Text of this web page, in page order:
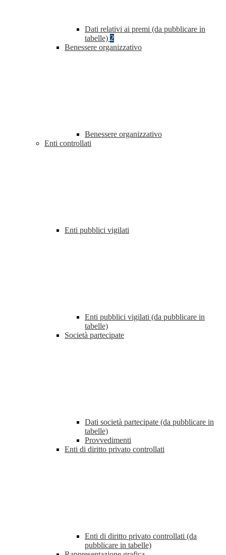
Dati relativi ai premi (da pubblicare in
tabelle) 2
Benessere organizzativo
Benessere organizzativo
Enti controllati
Enti pubblici vigilati
Enti pubblici vigilati (da pubblicare in
tabelle)
Società partecipate
Dati società partecipate (da pubblicare in
tabelle)
Provvedimenti
Enti di diritto privato controllati
Enti di diritto privato controllati (da
pubblicare in tabelle)